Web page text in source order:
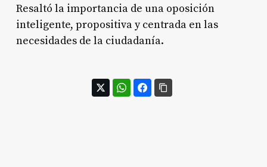
Resaltó la importancia de una oposición
inteligente, propositiva y centrada en las
necesidades de la ciudadanía.